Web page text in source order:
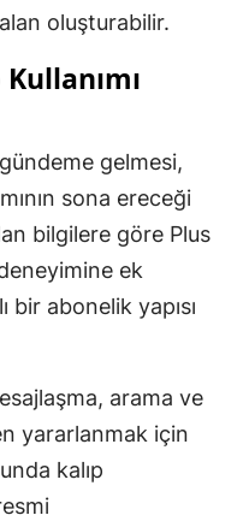
oluşturabilir.
gelmesi,
sona ereceği
bilgilere göre Plus
ek
bir abonelik yapısı
arama ve
yararlanmak için
kalıp